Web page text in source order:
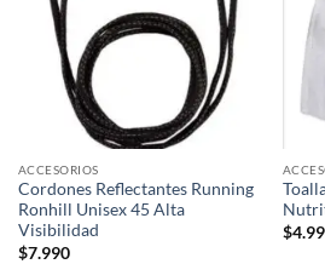
ACCESORIOS
Cordones Reflectantes Running
Ronhill Unisex 45 Alta
Visibilidad
$7.990
$